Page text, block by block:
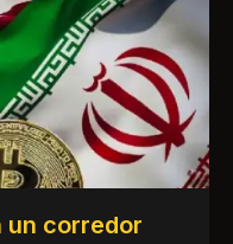
un corredor